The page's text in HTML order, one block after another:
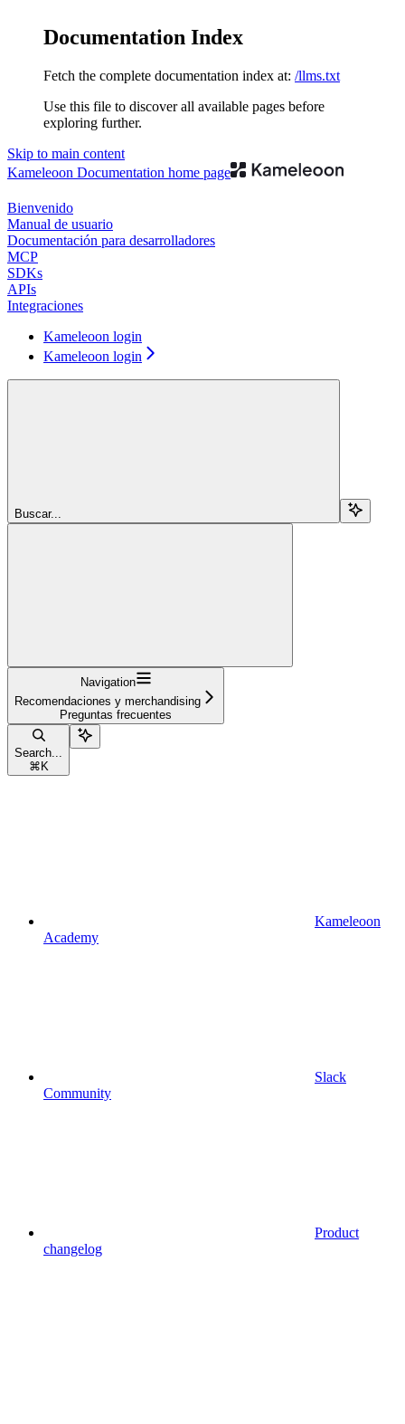
Documentation Index
Fetch the complete documentation index at: /llms.txt
Use this file to discover all available pages before
exploring further.
Skip to main content
Kameleoon Documentation home page
Bienvenido
Manual de usuario
Documentación para desarrolladores
MCP
SDKs
APIs
Integraciones
Kameleoon login
Kameleoon login
Buscar...
Navigation
Recomendaciones y merchandising
Preguntas frecuentes
Search...
⌘ K
Kameleoon
Academy
Slack
Community
Product
changelog